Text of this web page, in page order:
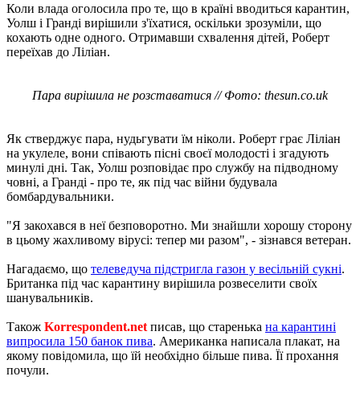
Коли влада оголосила про те, що в країні вводиться карантин,
Уолш і Гранді вирішили з'їхатися, оскільки зрозуміли, що
кохають одне одного. Отримавши схвалення дітей, Роберт
переїхав до Ліліан.
Пара вирішила не розставатися // Фото: thesun.co.uk
Як стверджує пара, нудьгувати їм ніколи. Роберт грає Ліліан
на укулеле, вони співають пісні своєї молодості і згадують
минулі дні. Так, Уолш розповідає про службу на підводному
човні, а Гранді - про те, як під час війни будувала
бомбардувальники.
"Я закохався в неї безповоротно. Ми знайшли хорошу сторону
в цьому жахливому вірусі: тепер ми разом", - зізнався ветеран.
Нагадаємо, що телеведуча підстригла газон у весільній сукні.
Британка під час карантину вирішила розвеселити своїх
шанувальників.
Також Korrespondent.net писав, що старенька на карантині
випросила 150 банок пива. Американка написала плакат, на
якому повідомила, що їй необхідно більше пива. Її прохання
почули.